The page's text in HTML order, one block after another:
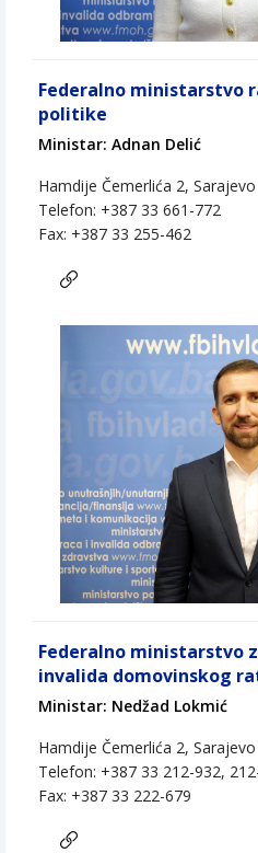
Federalno ministarstvo
politike
Ministar: Adnan Delić
Hamdije Čemerlića 2, Sarajevo
Telefon: +387 33 661-772
Fax: +387 33 255-462
Federalno ministarstvo
invalida domovinskog
Ministar: Nedžad Lokmić
Hamdije Čemerlića 2, Sarajevo
Telefon: +387 33 212-932,
Fax: +387 33 222-679